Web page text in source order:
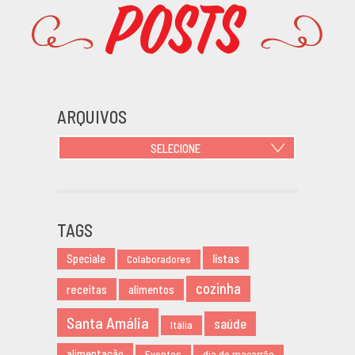
Posts
ARQUIVOS
SELECIONE
NOVEMBRO 2019
AGOSTO 2019
MARÇO 2019
FEVEREIRO 2019
JANEIRO 2019
TAGS
Speciale Colaboradores listas
receitas alimentos cozinha
Santa Amália Itália saúde